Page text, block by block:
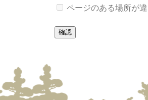
ページのある場所が違